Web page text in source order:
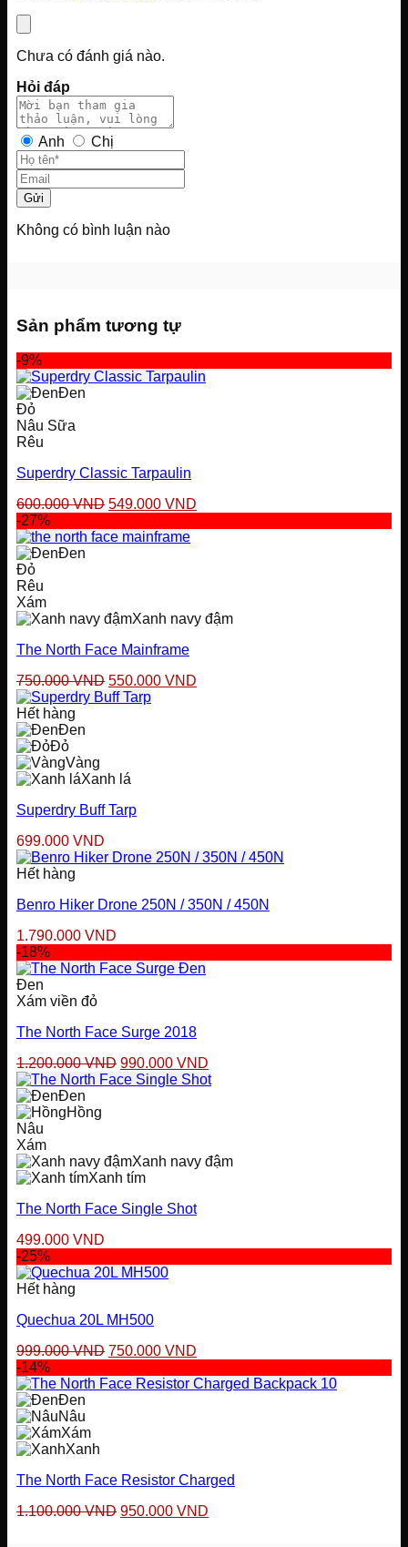
Chưa có đánh giá nào.
Hỏi đáp
Anh Chị
Gửi
Không có bình luận nào
Sản phẩm tương tự
-9%
Đen
Đỏ
Nâu Sữa
Rêu
Superdry Classic Tarpaulin
600.000VND Giá
là:
549.000 VND
-27%
Đen
Đỏ
Rêu
Xám
Xanh navy đậm
The North Face Mainframe
750.000VND Giá
gốc
550.000 VND
Hết hàng
Đen
Đỏ
Vàng
Xanh lá
Superdry Buff Tarp
699.000 VND
Hết hàng
Benro Hiker Drone 250N / 350N / 450N
1.790.000 VND
-18%
Đen
Xám viền đỏ
The North Face Surge 2018
1.200.000VND Giá
gốc
990.000 VND
hiện
Đen
Hồng
Nâu
Xám
Xanh navy đậm
Xanh tím
The North Face Single Shot
499.000 VND
-25%
Hết hàng
Quechua 20L MH500
999.000VND Giá
là:
750.000 VND
tại
-14%
Đen
Nâu
Xám
Xanh
The North Face Resistor Charged
1.100.000VND Giá
950.000 VND